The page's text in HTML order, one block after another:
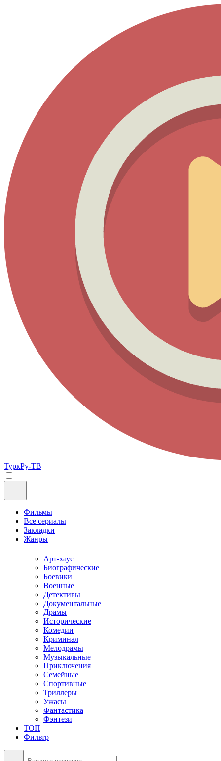
ТуркРу-ТВ
Фильмы
Все сериалы
Закладки
Жанры
Арт-хаус
Биографические
Боевики
Военные
Детективы
Документальные
Драмы
Исторические
Комедии
Криминал
Мелодрамы
Музыкальные
Приключения
Семейные
Спортивные
Триллеры
Ужасы
Фантастика
Фэнтези
ТОП
Фильтр